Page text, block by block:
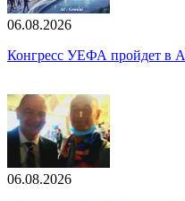
06.08.2026
Конгресс УЕФА пройдет в
06.08.2026